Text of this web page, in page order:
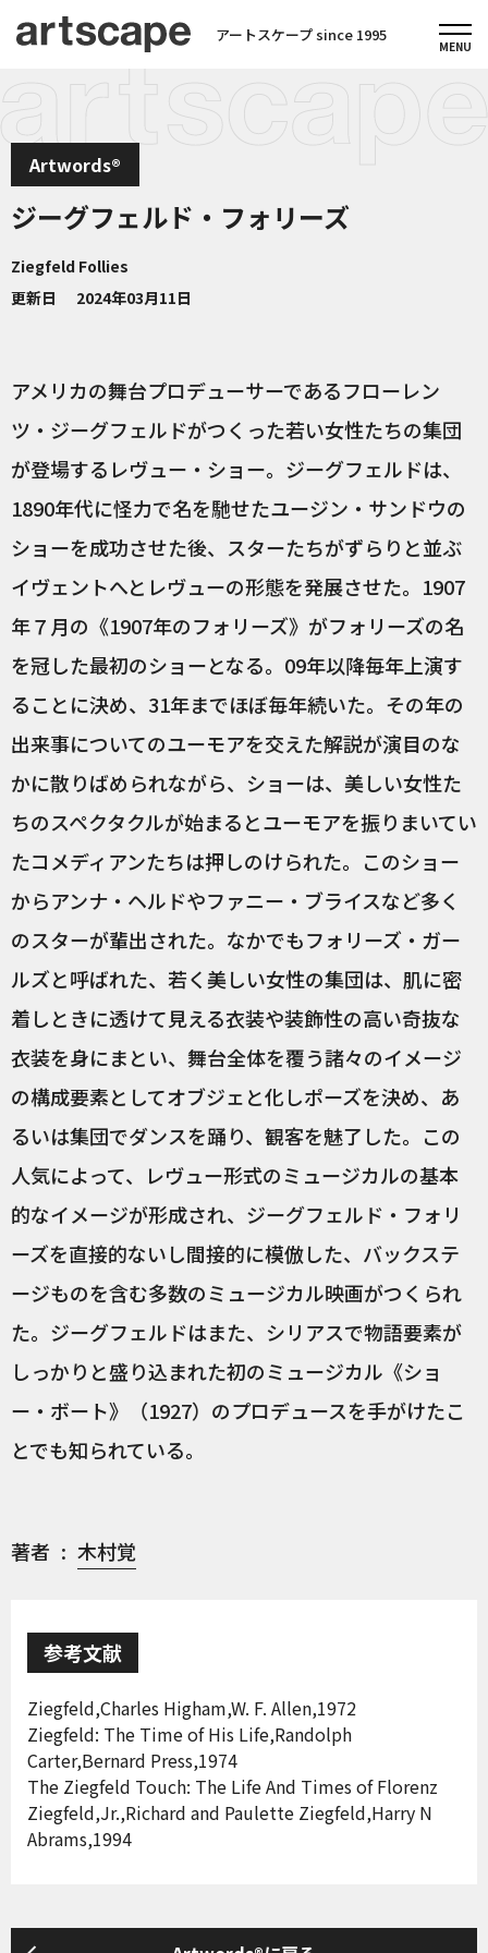
アートスケープ since 1995
Artwords®
ジーグフェルド・フォリーズ
Ziegfeld Follies
更新日
2024年03月11日
アメリカの舞台プロデューサーであるフローレン
ツ・ジーグフェルドがつくった若い女性たちの集団
が登場するレヴュー・ショー。ジーグフェルドは、
1890年代に怪力で名を馳せたユージン・サンドウの
ショーを成功させた後、スターたちがずらりと並ぶ
イヴェントへとレヴューの形態を発展させた。1907
年７月の《1907年のフォリーズ》がフォリーズの名
を冠した最初のショーとなる。09年以降毎年上演す
ることに決め、31年までほぼ毎年続いた。その年の
出来事についてのユーモアを交えた解説が演目のな
かに散りばめられながら、ショーは、美しい女性た
ちのスペクタクルが始まるとユーモアを振りまいてい
たコメディアンたちは押しのけられた。このショー
からアンナ・ヘルドやファニー・ブライスなど多く
のスターが輩出された。なかでもフォリーズ・ガー
ルズと呼ばれた、若く美しい女性の集団は、肌に密
着しときに透けて見える衣装や装飾性の高い奇抜な
衣装を身にまとい、舞台全体を覆う諸々のイメージ
の構成要素としてオブジェと化しポーズを決め、あ
るいは集団でダンスを踊り、観客を魅了した。この
人気によって、レヴュー形式のミュージカルの基本
的なイメージが形成され、ジーグフェルド・フォリ
ーズを直接的ないし間接的に模倣した、バックステ
ージものを含む多数のミュージカル映画がつくられ
た。ジーグフェルドはまた、シリアスで物語要素が
しっかりと盛り込まれた初のミュージカル《ショ
ー・ボート》（1927）のプロデュースを手がけたこ
とでも知られている。
著者 木村覚
参考文献
Ziegfeld,Charles Higham,W. F. Allen,1972
Ziegfeld: The Time of His Life,Randolph
Carter,Bernard Press,1974
The Ziegfeld Touch: The Life And Times of Florenz
Ziegfeld,Jr.,Richard and Paulette Ziegfeld,Harry N
Abrams,1994